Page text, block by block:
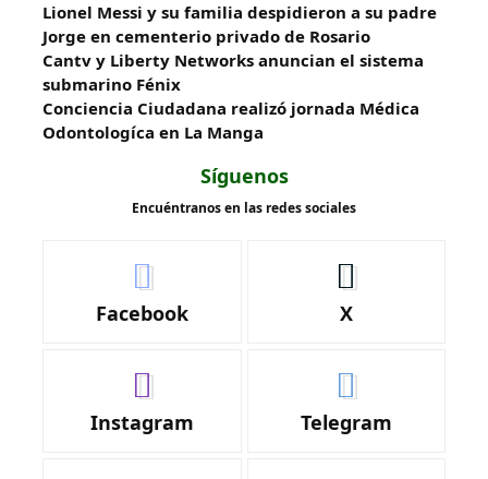
Lionel Messi y su familia despidieron a su padre
Jorge en cementerio privado de Rosario
Cantv y Liberty Networks anuncian el sistema
submarino Fénix
Conciencia Ciudadana realizó jornada Médica
Odontologíca en La Manga
Síguenos
Encuéntranos en las redes sociales
Facebook X
Instagram Telegram